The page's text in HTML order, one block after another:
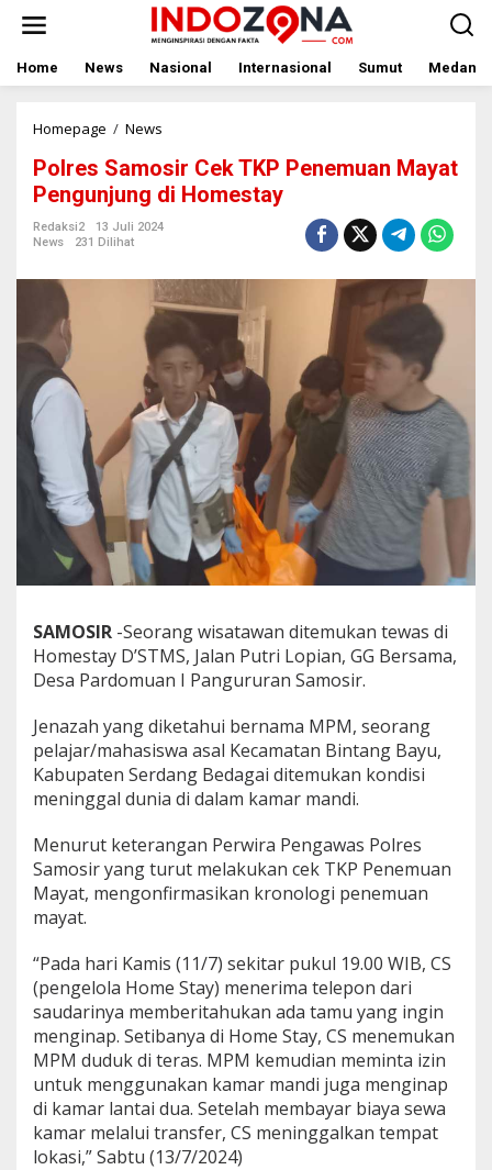
Home News Nasional Internasional Sumut Medan
Homepage / News
Cek
TKP
Penemuan
Mayat
Homestay
Polres Samosir Cek TKP Penemuan Mayat
Pengunjung di Homestay
Redaksi2
13 Juli 2024
News
231 Dilihat
SAMOSIR -Seorang wisatawan ditemukan tewas di
Homestay D’STMS, Jalan Putri Lopian, GG Bersama,
Desa Pardomuan I Pangururan Samosir.
Jenazah yang diketahui bernama MPM, seorang
pelajar/mahasiswa asal Kecamatan Bintang Bayu,
Kabupaten Serdang Bedagai ditemukan kondisi
meninggal dunia di dalam kamar mandi.
Menurut keterangan Perwira Pengawas Polres
Samosir yang turut melakukan cek TKP Penemuan
Mayat, mengonfirmasikan kronologi penemuan
mayat.
“Pada hari Kamis (11/7) sekitar pukul 19.00 WIB, CS
(pengelola Home Stay) menerima telepon dari
saudarinya memberitahukan ada tamu yang ingin
menginap. Setibanya di Home Stay, CS menemukan
MPM duduk di teras. MPM kemudian meminta izin
untuk menggunakan kamar mandi juga menginap
di kamar lantai dua. Setelah membayar biaya sewa
kamar melalui transfer, CS meninggalkan tempat
lokasi,” Sabtu (13/7/2024)